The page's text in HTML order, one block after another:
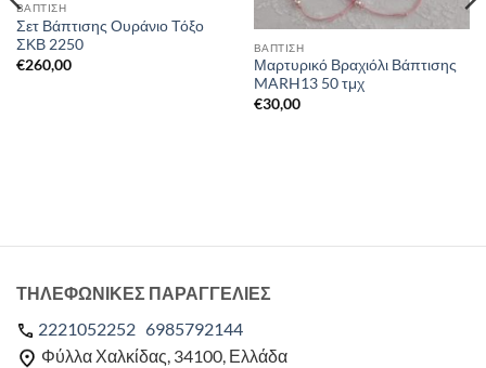
ΒΑΠΤΙΣΗ
Σετ Βάπτισης Ουράνιο Τόξο
ΣΚΒ 2250
€260,00
ΒΑΠΤΙΣΗ
Μαρτυρικό Βραχιόλι Βάπτισης
MARH13 50 τμχ
€30,00
ΤΗΛΕΦΩΝΙΚΕΣ ΠΑΡΑΓΓΕΛΙΕΣ
2221052252 6985792144
Φύλλα Χαλκίδας, 34100, Ελλάδα